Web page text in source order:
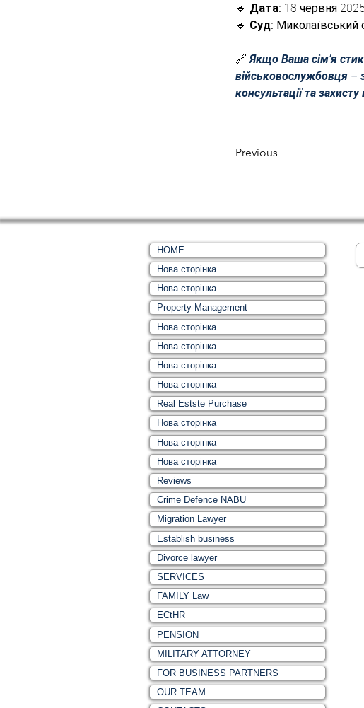
🔹 Дата: 18 червня 2025
🔹 Суд: Миколаївський
🔗 Якщо Ваша сім’я
військовослужбовця –
консультації та
Previous
HOME
Нова сторінка
Нова сторінка
Property Management
Нова сторінка
Нова сторінка
Нова сторінка
Нова сторінка
Real Estste Purchase
Нова сторінка
Нова сторінка
Нова сторінка
Reviews
Crime Defence NABU
Migration Lawyer
Establish business
Divorce lawyer
SERVICES
FAMILY Law
ECtHR
PENSION
MILITARY ATTORNEY
FOR BUSINESS PARTNERS
OUR TEAM